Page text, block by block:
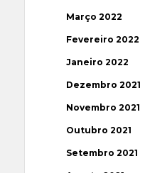
Março 2022
Fevereiro 2022
Janeiro 2022
Dezembro 2021
Novembro 2021
Outubro 2021
Setembro 2021